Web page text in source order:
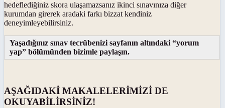
hedeflediğiniz skora ulaşamazsanız ikinci sınavınıza diğer
kurumdan girerek aradaki farkı bizzat kendiniz
deneyimleyebilirsiniz.
Yaşadığınız sınav tecrübenizi sayfanın altındaki “yorum
yap” bölümünden bizimle paylaşın.
AŞAĞIDAKİ MAKALELERİMİZİ DE
OKUYABİLİRSİNİZ!